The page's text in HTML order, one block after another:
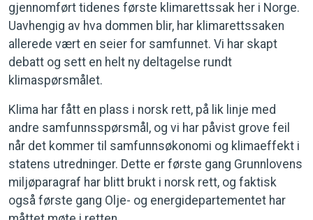
gjennomført tidenes første klimarettssak her i Norge.
Uavhengig av hva dommen blir, har klimarettssaken
allerede vært en seier for samfunnet. Vi har skapt
debatt og sett en helt ny deltagelse rundt
klimaspørsmålet.
Klima har fått en plass i norsk rett, på lik linje med
andre samfunnsspørsmål, og vi har påvist grove feil
når det kommer til samfunnsøkonomi og klimaeffekt i
statens utredninger. Dette er første gang Grunnlovens
miljøparagraf har blitt brukt i norsk rett, og faktisk
også første gang Olje- og energidepartementet har